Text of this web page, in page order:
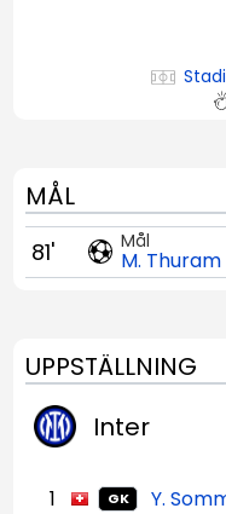
MÅL
Mål
M. Thuram
81'
UPPSTÄLLNING
Inter
1 GK
Y.